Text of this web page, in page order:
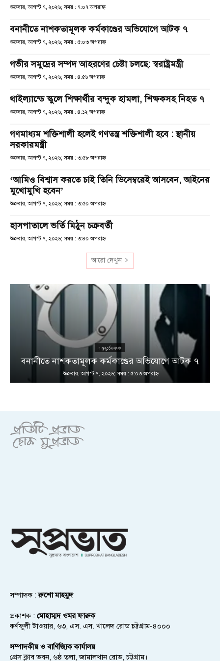
শুক্রবার, আগস্ট ৭, ২০২৬; সময় : ৭:০৭ অপরাহ্ণ
বনানীতে নাশকতামূলক কর্মকাণ্ডের অভিযোগে আটক ৭
শুক্রবার, আগস্ট ৭, ২০২৬; সময় : ৫:০৩ অপরাহ্ণ
গভীর সমুদ্রের সম্পদ আহরণের চেষ্টা চলছে: স্বরাষ্ট্রমন্ত্রী
শুক্রবার, আগস্ট ৭, ২০২৬; সময় : ৪:৫৬ অপরাহ্ণ
থাইল্যান্ডে স্কুলে শিক্ষার্থীর বন্দুক হামলা, শিক্ষকসহ নিহত ৭
শুক্রবার, আগস্ট ৭, ২০২৬; সময় : ৪:১২ অপরাহ্ণ
গণমাধ্যম শক্তিশালী হলেই গণতন্ত্র শক্তিশালী হবে : স্থানীয়
সরকারমন্ত্রী
শুক্রবার, আগস্ট ৭, ২০২৬; সময় : ৩:৫৮ অপরাহ্ণ
‘আমিও বিশ্বাস করতে চাই তিনি ডিসেম্বরেই আসবেন, আইনের
মুখোমুখি হবেন’
শুক্রবার, আগস্ট ৭, ২০২৬; সময় : ৩:৫০ অপরাহ্ণ
হাসপাতালে ভর্তি মিঠুন চক্রবর্তী
শুক্রবার, আগস্ট ৭, ২০২৬; সময় : ৩:৪০ অপরাহ্ণ
আরো দেখুন
এ মুহূর্তের সংবাদ
বনানীতে নাশকতামূলক কর্মকাণ্ডের অভিযোগে আটক ৭
শুক্রবার, আগস্ট ৭, ২০২৬; সময় : ৫:০৩ অপরাহ্ণ
সম্পাদক :রুশো মাহমুদ
প্রকাশক : মোহাম্মদ ওমর ফারুক
কর্ণফুলী টাওয়ার, ৬৩, এস. এস. খালেদ রোড চট্টগ্রাম-৪০০০
সম্পাদকীয় ও বাণিজ্যিক কার্যালয়
প্রেস ক্লাব ভবন, ৬ষ্ঠ তলা, জামালখান রোড, চট্টগ্রাম।